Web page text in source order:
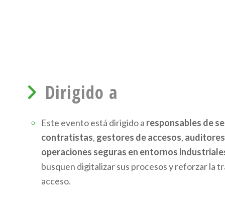
Dirigido a
Este evento está dirigido a responsables de
contratistas, gestores de accesos, auditores
operaciones seguras en entornos
busquen digitalizar sus procesos y reforzar la
acceso.